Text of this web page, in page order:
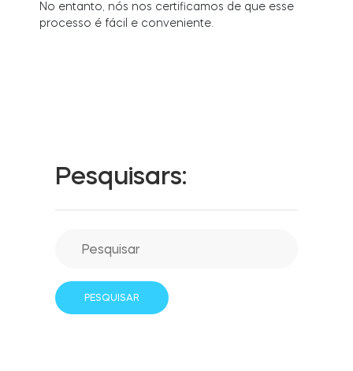
Adaptadores
LOGIN
No entanto, nós nos certificamos de que esse
processo é fácil e conveniente.
Pesquisars: